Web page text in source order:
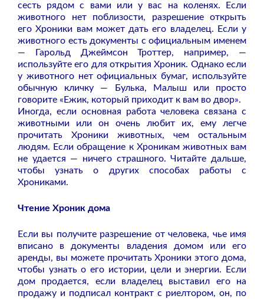
сесть рядом с вами или у вас на коленях. Если
животного нет поблизости, разрешение открыть
его Хроники вам может дать его владелец. Если у
животного есть документы с официальным именем
— Гарольд Джеймсон Троттер, например, —
используйте его для открытия Хроник. Однако если
у животного нет официальных бумаг, используйте
обычную кличку — Булька, Малыш или просто
говорите «Ежик, который приходит к вам во двор».
Иногда, если основная работа человека связана с
животными или он очень любит их, ему легче
прочитать Хроники животных, чем остальным
людям. Если обращение к Хроникам животных вам
не удается — ничего страшного. Читайте дальше,
чтобы узнать о других способах работы с
Хрониками.
Чтение Хроник дома
Если вы получите разрешение от человека, чье имя
вписано в документы владения домом или его
аренды, вы можете прочитать Хроники этого дома,
чтобы узнать о его истории, цели и энергии. Если
дом продается, если владелец выставил его на
продажу и подписал контракт с риелтором, он, по